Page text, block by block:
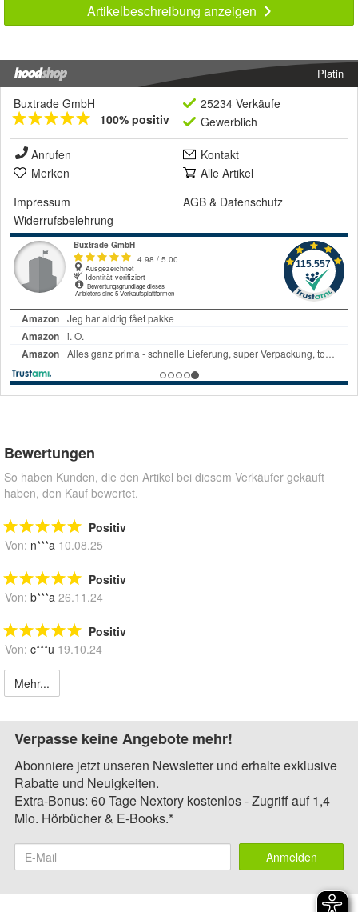
Artikelbeschreibung anzeigen
Platin
Buxtrade GmbH
100% positiv
25234 Verkäufe
Gewerblich
Anrufen
Kontakt
Merken
Alle Artikel
Impressum
AGB & Datenschutz
Widerrufsbelehrung
Bewertungen
So haben Kunden, die den Artikel bei diesem Verkäufer gekauft
haben, den Kauf bewertet.
Positiv
Von: n***a 10.08.25
Positiv
Von: b***a 26.11.24
Positiv
Von: c***u 19.10.24
Mehr...
Verpasse keine Angebote mehr!
Abonniere jetzt unseren Newsletter und erhalte exklusive
Rabatte und Neuigkeiten.
Extra-Bonus: 60 Tage Nextory kostenlos - Zugriff auf 1,4
Mio. Hörbücher & E-Books.*
Anmelden